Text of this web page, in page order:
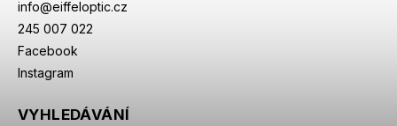
info@eiffeloptic.cz
245 007 022
Facebook
Instagram
VYHLEDÁVÁNÍ